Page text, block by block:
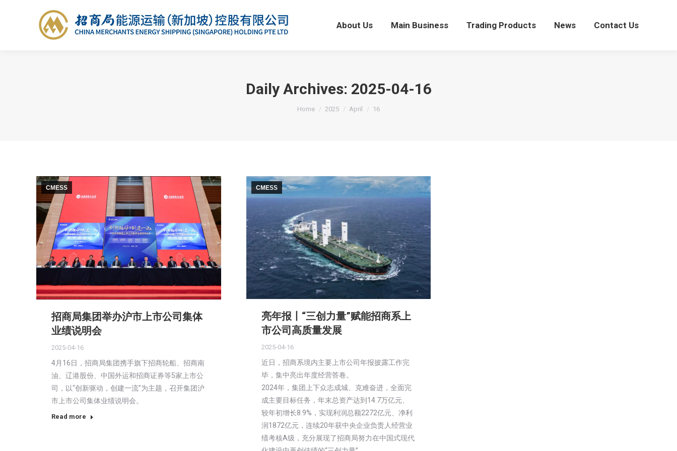
About Us Main Business Trading Products News Contact Us
Daily Archives: 2025-04-16
You are here:
Home 2025 April 16
CMESS
招商局集团举办沪市上市公司集体
业绩说明会
2025-04-16
4月16日，招商局集团携手旗下招商轮船、招商南
油、辽港股份、中国外运和招商证券等5家上市公
司，以“创新驱动，创建一流”为主题，召开集团沪
市上市公司集体业绩说明会。
Read more
CMESS
亮年报丨“三创力量”赋能招商系上
市公司高质量发展
2025-04-16
近日，招商系境内主要上市公司年报披露工作完
毕，集中亮出年度经营答卷。
2024年，集团上下众志成城、克难奋进，全面完
成主要目标任务，年末总资产达到14.7万亿元、
较年初增长8.9%，实现利润总额2272亿元、净利
润1872亿元，连续20年获中央企业负责人经营业
绩考核A级，充分展现了招商局努力在中国式现代